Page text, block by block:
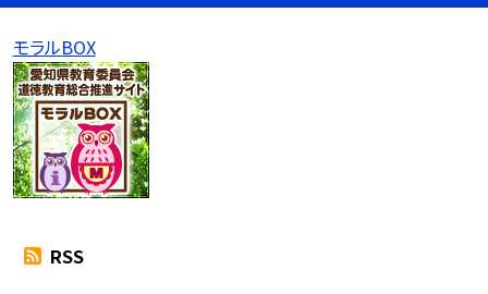
モラルBOX
RSS